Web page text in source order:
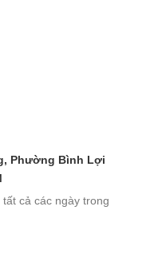
Phường Bình Lợi
cả các ngày trong